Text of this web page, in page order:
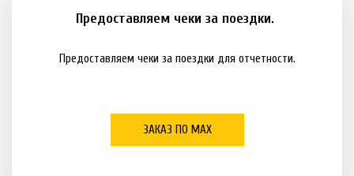
Предоставляем чеки за поездки.
Предоставляем чеки за поездки для отчетности.
ЗАКАЗ ПО МАХ